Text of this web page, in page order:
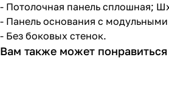
- Потолочная панель сплошная;
- Панель основания с
- Без боковых стенок.
Вам также может понравиться